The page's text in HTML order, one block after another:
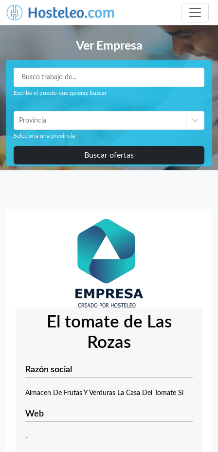
Ver Empresa
Escribe el puesto que quieras buscar
Provincia
Seleciona una provincia
Buscar ofertas
El tomate de Las
Rozas
Razón social
Almacen De Frutas Y Verduras La Casa Del Tomate Sl
Web
-